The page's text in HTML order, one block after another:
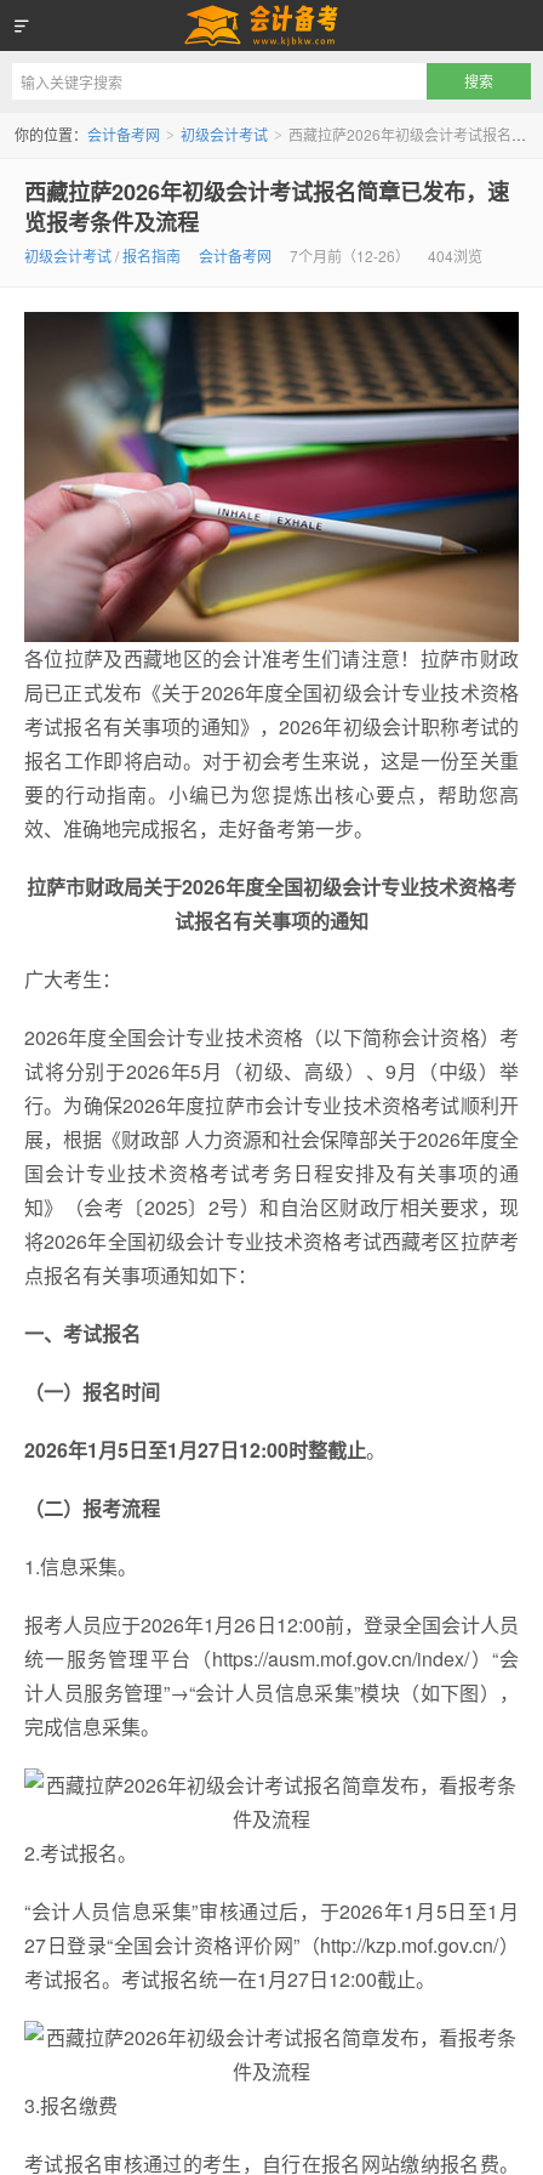
会计备考网
你的位置： 会计备考网 > 初级会计考试 > 西藏拉萨2026年初级会计考试报名简章已发布，速览报考条件及流程
西藏拉萨2026年初级会计考试报名简章已发布，速
览报考条件及流程
初级会计考试/报名指南 会计备考网 7个月前（12-26） 404浏览
各位拉萨及西藏地区的会计准考生们请注意！拉萨市财政
局已正式发布《关于2026年度全国初级会计专业技术资格
考试报名有关事项的通知》，2026年初级会计职称考试的
报名工作即将启动。对于初会考生来说，这是一份至关重
要的行动指南。小编已为您提炼出核心要点，帮助您高
效、准确地完成报名，走好备考第一步。
拉萨市财政局关于2026年度全国初级会计专业技术资格考
试报名有关事项的通知
广大考生：
2026年度全国会计专业技术资格（以下简称会计资格）考
试将分别于2026年5月（初级、高级）、9月（中级）举
行。为确保2026年度拉萨市会计专业技术资格考试顺利开
展，根据《财政部 人力资源和社会保障部关于2026年度全
国会计专业技术资格考试考务日程安排及有关事项的通
知》（会考〔2025〕2号）和自治区财政厅相关要求，现
将2026年全国初级会计专业技术资格考试西藏考区拉萨考
点报名有关事项通知如下：
一、考试报名
（一）报名时间
2026年1月5日至1月27日12:00时整截止。
（二）报考流程
1.信息采集。
报考人员应于2026年1月26日12:00前，登录全国会计人员
统一服务管理平台（https://ausm.mof.gov.cn/index/）“会
计人员服务管理”→“会计人员信息采集”模块（如下图），
完成信息采集。
2.考试报名。
“会计人员信息采集”审核通过后，于2026年1月5日至1月
27日登录“全国会计资格评价网”（http://kzp.mof.gov.cn/）
考试报名。考试报名统一在1月27日12:00截止。
3.报名缴费
考试报名审核通过的考生，自行在报名网站缴纳报名费。